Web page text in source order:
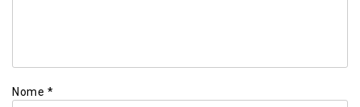
Nome *